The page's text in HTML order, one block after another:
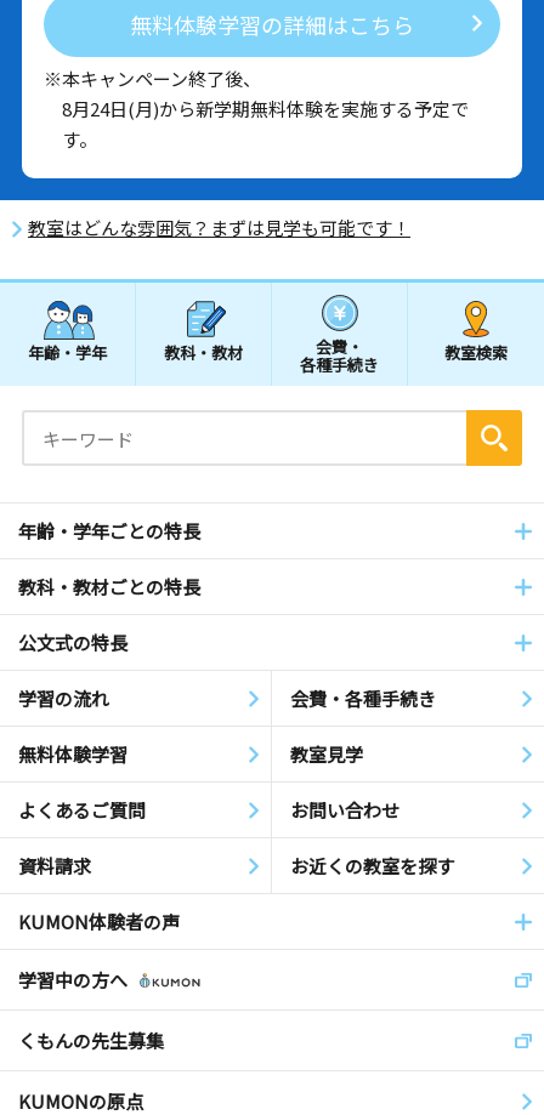
無料体験学習の詳細はこちら
※本キャンペーン終了後、
8月24日(月)から新学期無料体験を実施する予定で
す。
教室はどんな雰囲気？まずは見学も可能です！
年齢・学年 教科・教材 会費・
各種手続き
教室検索
年齢・学年ごとの特長
教科・教材ごとの特長
公文式の特長
学習の流れ 会費・各種手続き
無料体験学習 教室見学
よくあるご質問 お問い合わせ
資料請求 お近くの教室を探す
KUMON体験者の声
学習中の方へ
くもんの先生募集
KUMONの原点